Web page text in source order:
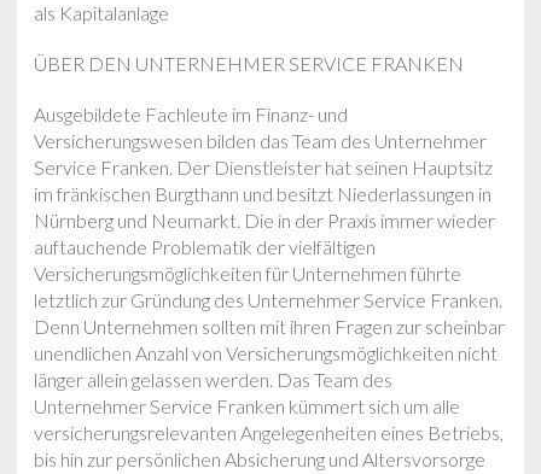
als Kapitalanlage
ÜBER DEN UNTERNEHMER SERVICE FRANKEN
Ausgebildete Fachleute im Finanz- und
Versicherungswesen bilden das Team des Unternehmer
Service Franken. Der Dienstleister hat seinen Hauptsitz
im fränkischen Burgthann und besitzt Niederlassungen in
Nürnberg und Neumarkt. Die in der Praxis immer wieder
auftauchende Problematik der vielfältigen
Versicherungsmöglichkeiten für Unternehmen führte
letztlich zur Gründung des Unternehmer Service Franken.
Denn Unternehmen sollten mit ihren Fragen zur scheinbar
unendlichen Anzahl von Versicherungsmöglichkeiten nicht
länger allein gelassen werden. Das Team des
Unternehmer Service Franken kümmert sich um alle
versicherungsrelevanten Angelegenheiten eines Betriebs,
bis hin zur persönlichen Absicherung und Altersvorsorge